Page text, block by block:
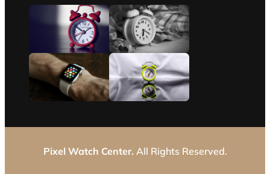
Pixel Watch Center. All Rights Reserved.